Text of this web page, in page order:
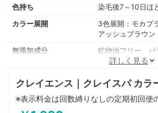
色持ち
染毛後7～10日ほ
カラー展開
3色展開：モカブ
アッシュブラウン
無添加成分
鉱物油フリー、
活性剤フリー、
内容量（g）
235g
美
【5種のクレイブレンド】カオリン
詳しく見る
クレイエンス｜クレイスパ カラ
※表示料金は回数縛りなしの定期初回便